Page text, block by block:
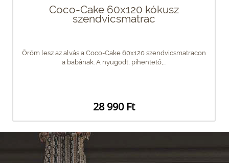
Coco-Cake 60x120 kókusz
szendvicsmatrac
Öröm lesz az alvás a Coco-Cake 60x120 szendvicsmatracon
a babának. A nyugodt, pihentető,...
28 990 Ft